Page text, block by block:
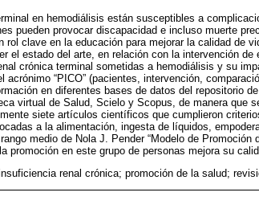
en hemodiálisis están susceptibles a
pueden provocar discapacidad e incluso muerte
clave en la educación para mejorar la calidad de
el estado del arte, en relación con la intervención de
crónica terminal sometidas a hemodiálisis y su
“PICO” (pacientes, intervención,
en diferentes bases de datos del repositorio
virtual de Salud, Scielo y Scopus, de manera que
siete artículos científicos que cumplieron
a la alimentación, ingesta de líquidos,
medio de Nola J. Pender “Modelo de Promoción
promoción en este grupo de personas mejora su
renal crónica; promoción de la salud;